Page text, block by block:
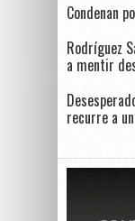
Condenan
Rodríguez
a mentir
recurre a